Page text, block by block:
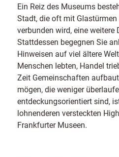
Ein Reiz des Museums
Stadt, die oft mit
verbunden wird, eine weitere
Stattdessen begegnen Sie
Hinweisen auf viel ältere
Menschen lebten, Handel
Zeit Gemeinschaften
mögen, die weniger
entdeckungsorientiert sind,
lohnenderen versteckten
Frankfurter Museen.